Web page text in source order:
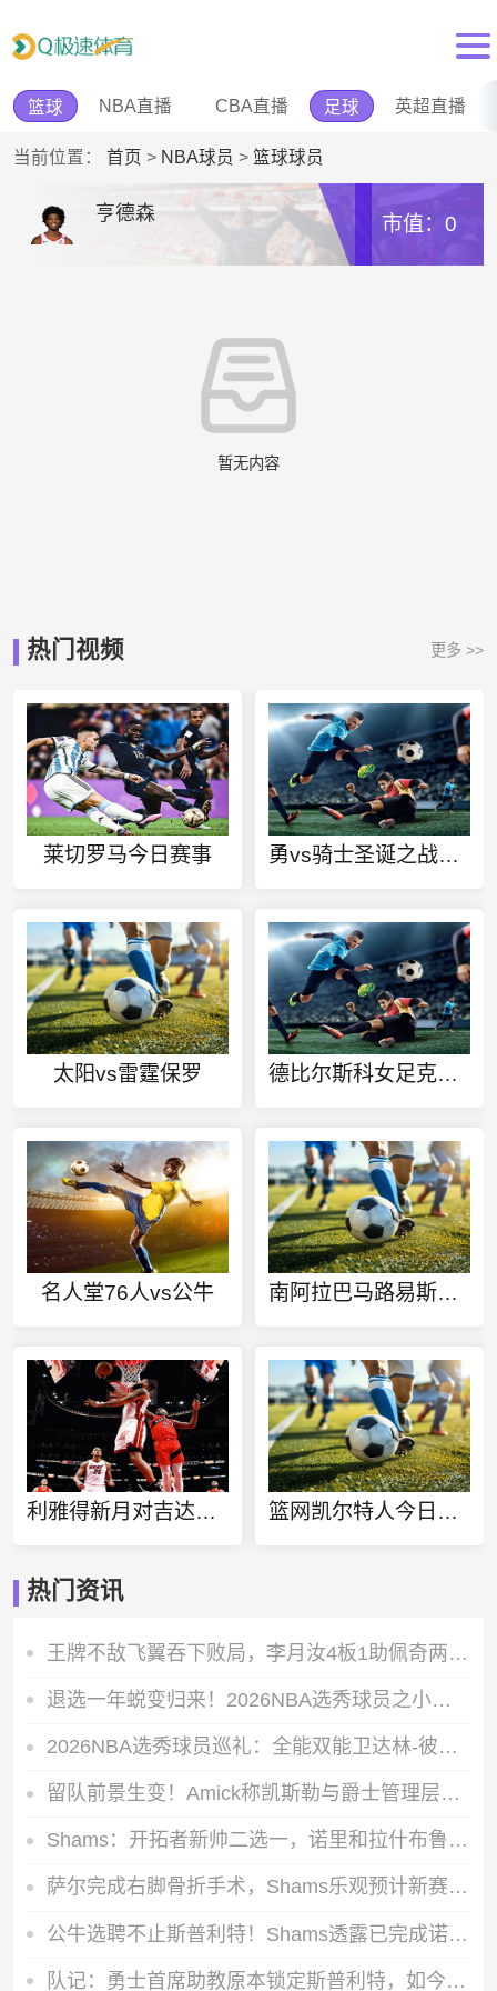
篮球 NBA直播 CBA直播 足球 英超直播
当前位置： 首页 > NBA球员 > 篮球球员
亨德森 市值：0
暂无内容
热门视频 更多 >>
莱切罗马今日赛事 勇vs骑士圣诞之战录像
太阳vs雷霆保罗 德比尔斯科女足克拉科夫女足今日赛事
名人堂76人vs公牛 南阿拉巴马路易斯安那拉法叶分校今日赛事
利雅得新月对吉达国民直播 篮网凯尔特人今日赛事
热门资讯
王牌不敌飞翼吞下败局，李月汝4板1助佩奇两双数据带队轻松取胜
退选一年蜕变归来！2026NBA选秀球员之小拉巴伦-菲隆实力解析
2026NBA选秀球员巡礼：全能双能卫达林-彼得森能成为下一个科比吗
留队前景生变！Amick称凯斯勒与爵士管理层存在核心分歧
Shams：开拓者新帅二选一，诺里和拉什布鲁克成最终候选人
萨尔完成右脚骨折手术，Shams乐观预计新赛季开打前就能完全康复
公牛选聘不止斯普利特！Shams透露已完成诺里等三位森林狼助教面试
队记：勇士首席助教原本锁定斯普利特，如今威利-格林成热门候选人